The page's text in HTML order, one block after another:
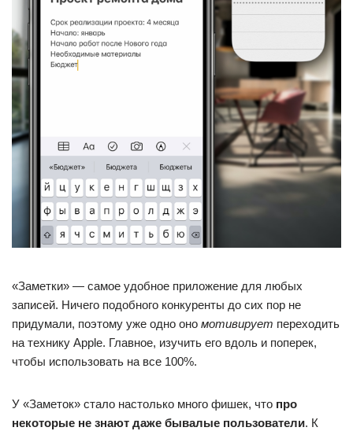
«Заметки» — самое удобное приложение для любых
записей. Ничего подобного конкуренты до сих пор не
придумали, поэтому уже одно оно мотивирует переходить
на технику Apple. Главное, изучить его вдоль и поперек,
чтобы использовать на все 100%.
У «Заметок» стало настолько много фишек, что про
некоторые не знают даже бывалые пользователи. К